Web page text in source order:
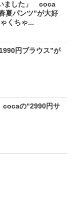
いました」 coca
夏パンツ”が大好
くちゃ...
円ブラウス”が
cocaの“2990円サ